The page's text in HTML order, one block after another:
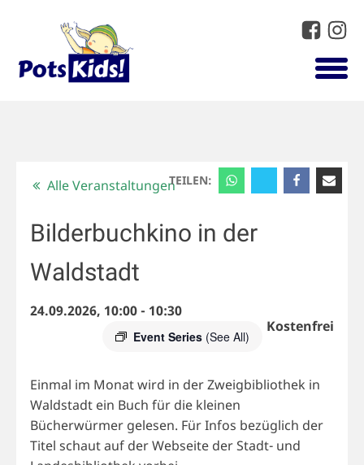
TEILEN:
Alle Veranstaltungen
Bilderbuchkino in der
Waldstadt
24.09.2026, 10:00- 10:30
Event Series (See All)
Kostenfrei
Einmal im Monat wird in der Zweigbibliothek in
Waldstadt ein Buch für die kleinen
Bücherwürmer gelesen. Für Infos bezüglich der
Titel schaut auf der Webseite der Stadt- und